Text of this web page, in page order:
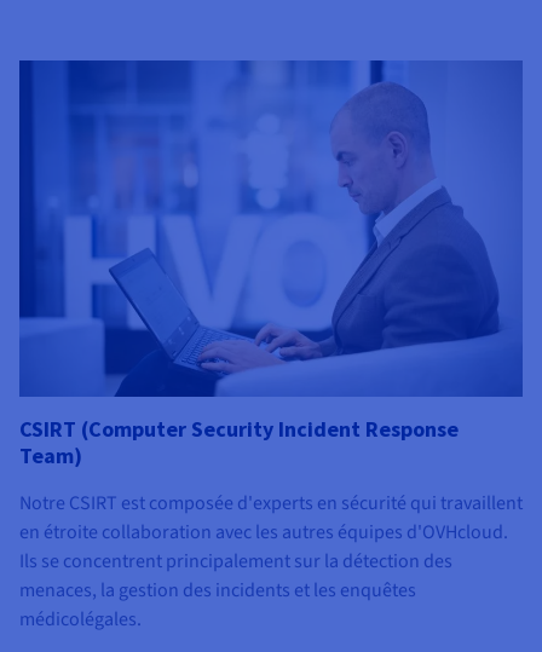
CSIRT (Computer Security Incident Response
Team)
Notre CSIRT est composée d'experts en sécurité qui travaillent
en étroite collaboration avec les autres équipes d'OVHcloud.
Ils se concentrent principalement sur la détection des
menaces, la gestion des incidents et les enquêtes
médicolégales.